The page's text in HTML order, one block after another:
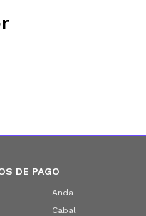
DE PAGO
Anda
Cabal